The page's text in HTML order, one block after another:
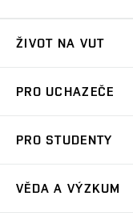
ŽIVOT NA VUT
Koleje
Sport na VUT
PRO UCHAZEČE
Dny otevřených dveří
PRO STUDENTY
VĚDA A VÝZKUM